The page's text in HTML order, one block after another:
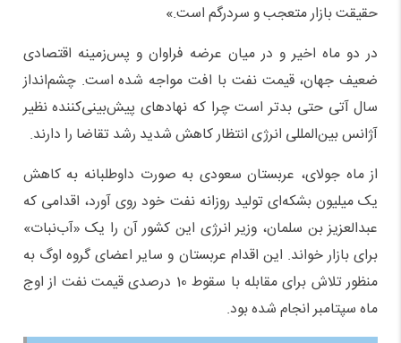
حقیقت بازار متعجب و سردرگم است.»
در دو ماه اخیر و در میان عرضه فراوان و پس‌زمینه اقتصادی
ضعیف جهان، قیمت نفت با افت مواجه شده است. چشم‌انداز
سال آتی حتی بدتر است چرا که نهادهای پیش‌بینی‌کننده نظیر
آژانس بین‌المللی انرژی انتظار کاهش شدید رشد تقاضا را دارند.
از ماه جولای، عربستان سعودی به صورت داوطلبانه به کاهش
یک میلیون بشکه‌ای تولید روزانه نفت خود روی آورد، اقدامی که
عبدالعزیز بن سلمان، وزیر انرژی این کشور آن را یک «آب‌نبات»
برای بازار خواند. این اقدام عربستان و سایر اعضای گروه اوگ به
منظور تلاش برای مقابله با سقوط 10 درصدی قیمت نفت از اوج
ماه سپتامبر انجام شده بود.